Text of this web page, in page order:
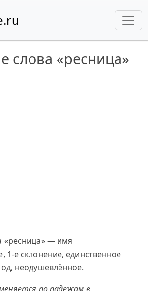
слова «ресница»
«ресница» — имя
1-е склонение, единственное
неодушевлённое.
по падежам в